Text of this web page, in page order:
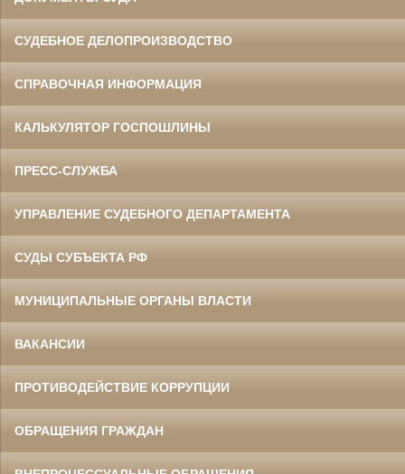
СУДЕБНОЕ ДЕЛОПРОИЗВОДСТВО
СПРАВОЧНАЯ ИНФОРМАЦИЯ
КАЛЬКУЛЯТОР ГОСПОШЛИНЫ
ПРЕСС-СЛУЖБА
УПРАВЛЕНИЕ СУДЕБНОГО ДЕПАРТАМЕНТА
СУДЫ СУБЪЕКТА РФ
МУНИЦИПАЛЬНЫЕ ОРГАНЫ ВЛАСТИ
ВАКАНСИИ
ПРОТИВОДЕЙСТВИЕ КОРРУПЦИИ
ОБРАЩЕНИЯ ГРАЖДАН